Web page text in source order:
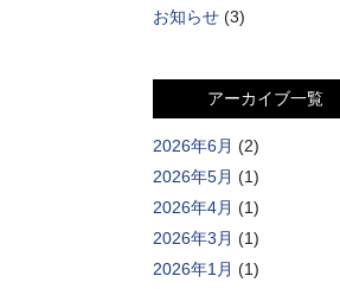
お知らせ(3)
アーカイブ一覧
2026年6月 (2)
2026年5月 (1)
2026年4月 (1)
2026年3月 (1)
2026年1月 (1)